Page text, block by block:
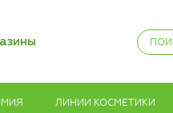
ЛИНИИ КОСМЕТИКИ